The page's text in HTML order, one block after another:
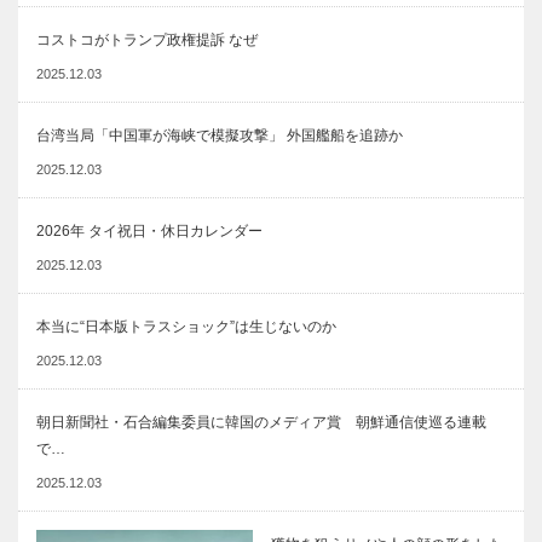
コストコがトランプ政権提訴 なぜ
2025.12.03
台湾当局「中国軍が海峡で模擬攻撃」 外国艦船を追跡か
2025.12.03
2026年 タイ祝日・休日カレンダー
2025.12.03
本当に“日本版トラスショック”は生じないのか
2025.12.03
朝日新聞社・石合編集委員に韓国のメディア賞 朝鮮通信使巡る連載
で…
2025.12.03